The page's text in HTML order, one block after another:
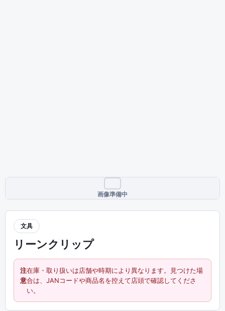
画像準備中
文具
リーンクリップ
注
意
在庫・取り扱いは店舗や時期により異なります。見つけた場
合は、JANコードや商品名を控えて店頭で確認してくださ
い。